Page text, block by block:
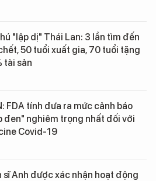
"lập dị" Thái Lan: 3 lần tìm đến
50 tuổi xuất gia, 70 tuổi tặng
tài sản
FDA tính đưa ra mức cảnh báo
đen" nghiêm trọng nhất đối với
Covid-19
sĩ Anh được xác nhận hoạt động